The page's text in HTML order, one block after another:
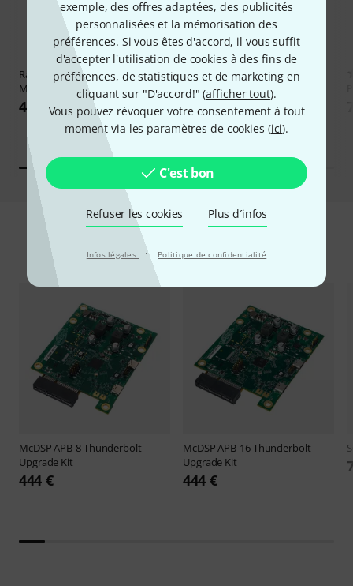
exemple, des offres adaptées, des publicités
personnalisées et la mémorisation des
préférences. Si vous êtes d'accord, il vous suffit
d'accepter l'utilisation de cookies à des fins de
préférences, de statistiques et de marketing en
cliquant sur "D'accord!" (afficher tout).
Vous pouvez révoquer votre consentement à tout
moment via les paramètres de cookies (ici).
C'est bon
Refuser les cookies Plus d´infos
Infos légales · Politique de confidentialité
Radial EngineeringVoco-Loco
MK2
468 €
6
EventidePowerMAX V2
279 €
Prix cassés
McDSPAPB-8 Thunderbolt
Upgrade Kit
444 €
McDSPAPB-16 Thunderbolt
Upgrade Kit
444 €